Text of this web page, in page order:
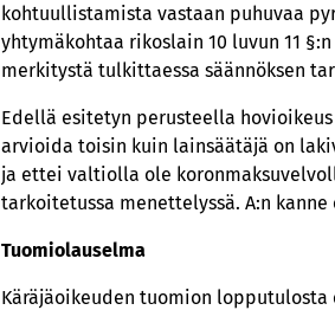
kohtuullistamista vastaan puhuvaa
yhtymäkohtaa rikoslain 10 luvun 11
merkitystä tulkittaessa säännöksen
Edellä esitetyn perusteella
arvioida toisin kuin lainsäätäjä on
ja ettei valtiolla ole
tarkoitetussa menettelyssä. A:n
Tuomiolauselma
Käräjäoikeuden tuomion lopputulosta